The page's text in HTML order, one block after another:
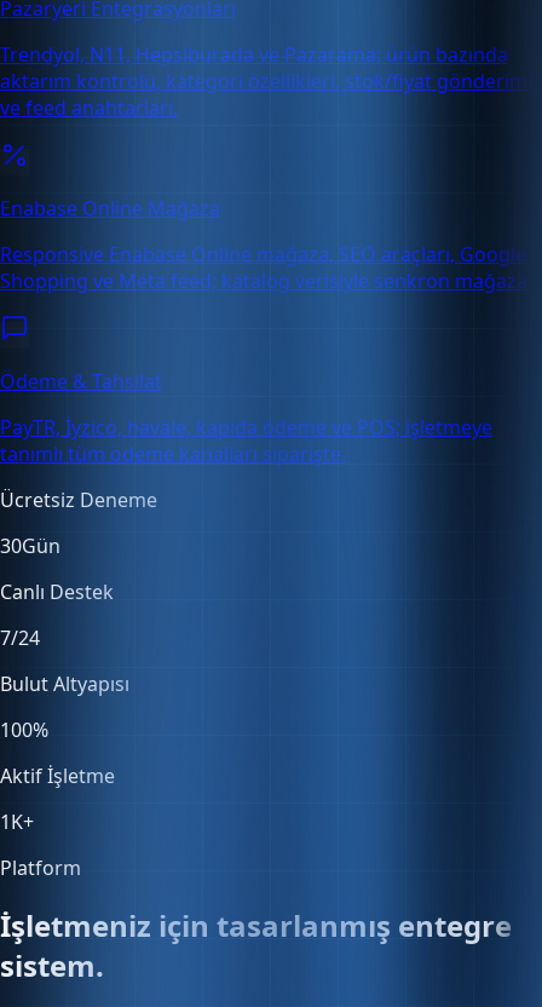
Trendyol, N11, Hepsiburada ve Pazarama: ürün bazında
aktarım kontrolü, kategori özellikleri, stok/fiyat gönderimi
ve feed anahtarları.
Enabase Online Mağaza
Responsive Enabase Online mağaza, SEO araçları, Google
Shopping ve Meta feed; katalog verisiyle senkron mağaza.
Ödeme & Tahsilat
PayTR, İyzico, havale, kapıda ödeme ve POS; işletmeye
tanımlı tüm ödeme kanalları siparişte.
Ücretsiz Deneme
30Gün
Canlı Destek
7/24
Bulut Altyapısı
100%
Aktif İşletme
1K+
Platform
İşletmeniz için tasarlanmış entegre
sistem.
Satıştan muhasebeye, stoktan entegrasyonlara — her